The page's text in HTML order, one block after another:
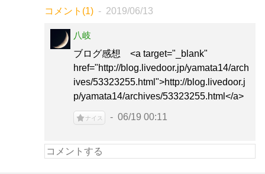
コメント(1) 2019/06/13
八岐
ブログ感想 <a target="_blank"
href="http://blog.livedoor.jp/yamata14/arch
ives/53323255.html">http://blog.livedoor.j
p/yamata14/archives/53323255.html</a>
ナイス 06/19 00:11